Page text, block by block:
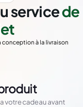
servicede
conception à la livraison
votre cadeau avant